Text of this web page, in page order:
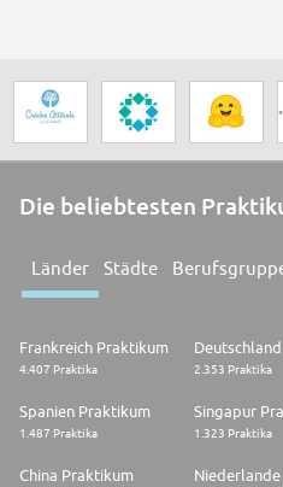
Die beliebtesten
Länder Städte
Frankreich Praktikum
4.407 Praktika 2.353 Praktika
Spanien Praktikum
1.487 Praktika
Singapur
1.323 Praktika
China Praktikum